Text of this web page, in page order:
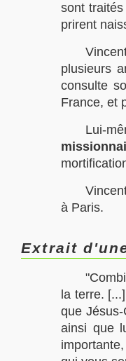
sont
prirent
plusieurs
consulte
France, et
Lui-
à Paris.
Extrait
la terre.
que
ainsi que